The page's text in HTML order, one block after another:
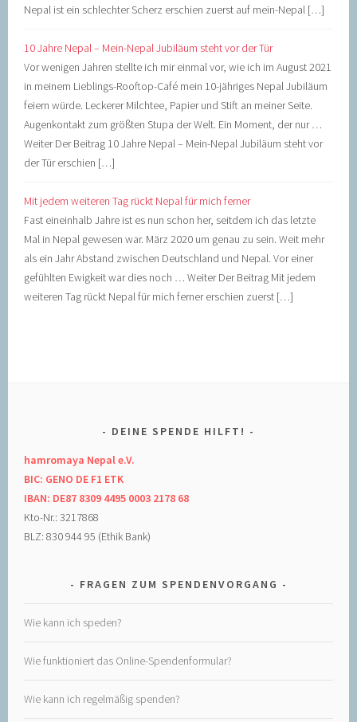
Nepal ist ein schlechter Scherz erschien zuerst auf mein-Nepal […]
10 Jahre Nepal – Mein-Nepal Jubiläum steht vor der Tür
Vor wenigen Jahren stellte ich mir einmal vor, wie ich im August 2021
in meinem Lieblings-Rooftop-Café mein 10-jähriges Nepal Jubiläum
feiern würde. Leckerer Milchtee, Papier und Stift an meiner Seite.
Augenkontakt zum größten Stupa der Welt. Ein Moment, der nur …
Weiter Der Beitrag 10 Jahre Nepal – Mein-Nepal Jubiläum steht vor
der Tür erschien […]
Mit jedem weiteren Tag rückt Nepal für mich ferner
Fast eineinhalb Jahre ist es nun schon her, seitdem ich das letzte
Mal in Nepal gewesen war. März 2020 um genau zu sein. Weit mehr
als ein Jahr Abstand zwischen Deutschland und Nepal. Vor einer
gefühlten Ewigkeit war dies noch … Weiter Der Beitrag Mit jedem
weiteren Tag rückt Nepal für mich ferner erschien zuerst […]
DEINE SPENDE HILFT!
hamromaya Nepal e.V.
BIC: GENO DE F1 ETK
IBAN: DE87 8309 4495 0003 2178 68
Kto-Nr.: 3217868
BLZ: 830 944 95 (Ethik Bank)
FRAGEN ZUM SPENDENVORGANG
Wie kann ich speden?
Wie funktioniert das Online-Spendenformular?
Wie kann ich regelmäßig spenden?